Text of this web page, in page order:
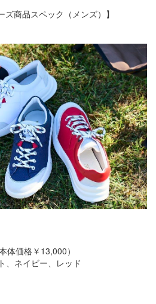
ズ商品スペック（メンズ）】
体価格￥13,000）
、ネイビー、レッド